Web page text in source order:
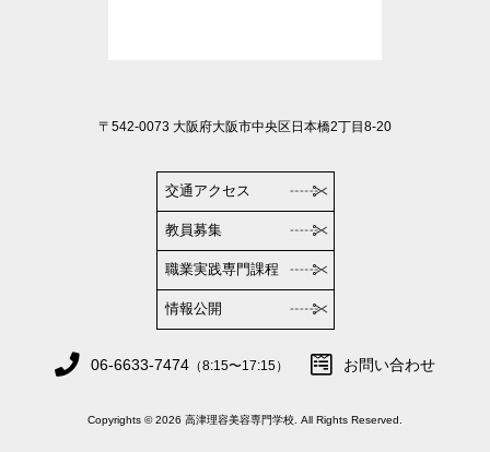
〒542-0073 大阪府大阪市中央区日本橋2丁目8-20
交通アクセス
教員募集
職業実践専門課程
情報公開
06-6633-7474 （8:15〜17:15） お問い合わせ
Copyrights © 2026 高津理容美容専門学校. All Rights Reserved.